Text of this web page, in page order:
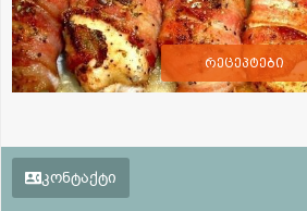
რეცეპტები
კონტაქტი